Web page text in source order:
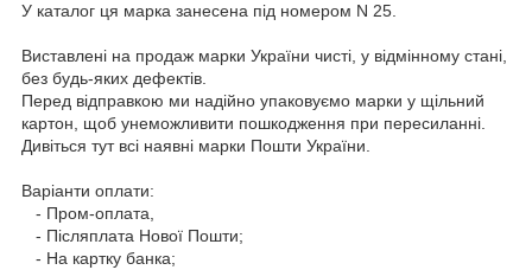
У каталог ця марка занесена під номером N 25.
Виставлені на продаж марки України чисті, у відмінному стані,
без будь-яких дефектів.
Перед відправкою ми надійно упаковуємо марки у щільний
картон, щоб унеможливити пошкодження при пересиланні.
Дивіться тут всі наявні марки Пошти України.
Варіанти оплати:
- Пром-оплата,
- Післяплата Нової Пошти;
- На картку банка;